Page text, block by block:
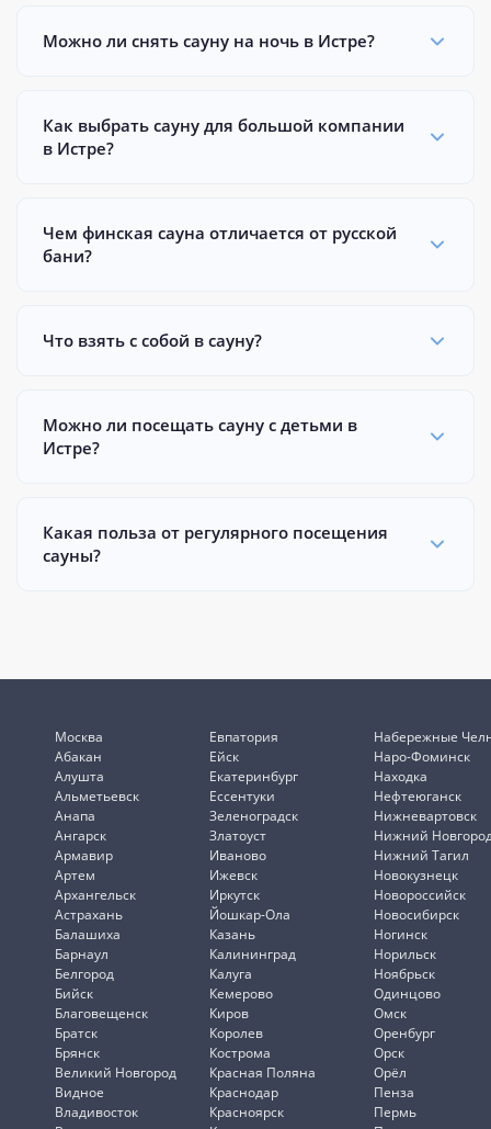
Можно ли снять сауну на ночь в Истре?
Как выбрать сауну для большой компании
в Истре?
Чем финская сауна отличается от русской
бани?
Что взять с собой в сауну?
Можно ли посещать сауну с детьми в
Истре?
Какая польза от регулярного посещения
сауны?
Москва
Абакан
Алушта
Альметьевск
Анапа
Ангарск
Армавир
Артем
Архангельск
Астрахань
Балашиха
Барнаул
Белгород
Бийск
Благовещенск
Братск
Брянск
Великий Новгород
Видное
Владивосток
Евпатория
Ейск
Екатеринбург
Ессентуки
Зеленоградск
Златоуст
Иваново
Ижевск
Иркутск
Йошкар-Ола
Казань
Калининград
Калуга
Кемерово
Киров
Королев
Кострома
Красная Поляна
Краснодар
Красноярск
Набережные
Наро-Фоминск
Находка
Нефтеюганск
Нижневартовск
Нижний
Нижний Тагил
Новокузнецк
Новороссийск
Новосибирск
Ногинск
Норильск
Ноябрьск
Одинцово
Омск
Оренбург
Орск
Орёл
Пенза
Пермь